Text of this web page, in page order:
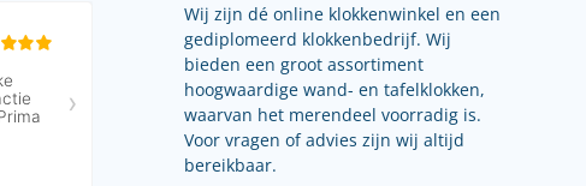
Wij zijn dé online klokkenwinkel en een
gediplomeerd klokkenbedrijf. Wij
bieden een groot assortiment
hoogwaardige wand- en tafelklokken,
waarvan het merendeel voorradig is.
Voor vragen of advies zijn wij altijd
bereikbaar.